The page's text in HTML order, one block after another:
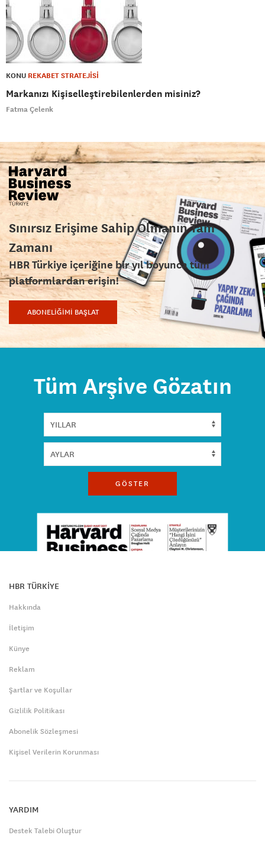
KONU REKABET STRATEJİSİ
Markanızı Kişiselleştirebilenlerden misiniz?
Fatma Çelenk
Sınırsız Erişime Sahip Olmanın Tam
Zamanı
HBR Türkiye içeriğine bir yıl boyunca tüm
platformlardan erişin!
ABONELİĞİMİ BAŞLAT
Tüm Arşive Gözatın
GÖSTER
HBR TÜRKİYE
Hakkında
İletişim
Künye
Reklam
Şartlar ve Koşullar
Gizlilik Politikası
Abonelik Sözleşmesi
Kişisel Verilerin Korunması
YARDIM
Destek Talebi Oluştur